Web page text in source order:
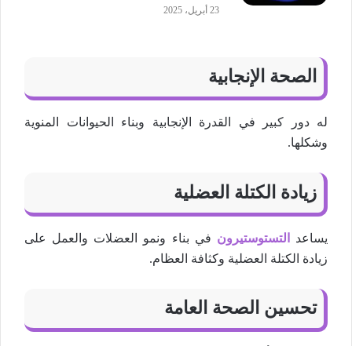
23 أبريل، 2025
الصحة الإنجابية
له دور كبير في القدرة الإنجابية وبناء الحيوانات المنوية
وشكلها.
زيادة الكتلة العضلية
يساعد التستوستيرون في بناء ونمو العضلات والعمل على
زيادة الكتلة العضلية وكثافة العظام.
تحسين الصحة العامة